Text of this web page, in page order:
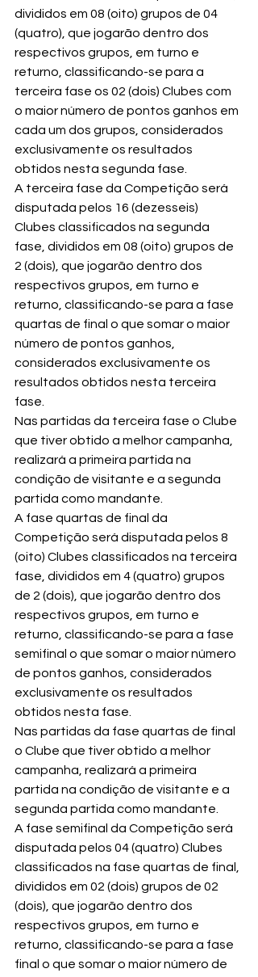
divididos em 08 (oito) grupos de 04
(quatro), que jogarão dentro dos
respectivos grupos, em turno e
returno, classificando-se para a
terceira fase os 02 (dois) Clubes com
o maior número de pontos ganhos em
cada um dos grupos, considerados
exclusivamente os resultados
obtidos nesta segunda fase.
A terceira fase da Competição será
disputada pelos 16 (dezesseis)
Clubes classificados na segunda
fase, divididos em 08 (oito) grupos de
2 (dois), que jogarão dentro dos
respectivos grupos, em turno e
returno, classificando-se para a fase
quartas de final o que somar o maior
número de pontos ganhos,
considerados exclusivamente os
resultados obtidos nesta terceira
fase.
Nas partidas da terceira fase o Clube
que tiver obtido a melhor campanha,
realizará a primeira partida na
condição de visitante e a segunda
partida como mandante.
A fase quartas de final da
Competição será disputada pelos 8
(oito) Clubes classificados na terceira
fase, divididos em 4 (quatro) grupos
de 2 (dois), que jogarão dentro dos
respectivos grupos, em turno e
returno, classificando-se para a fase
semifinal o que somar o maior número
de pontos ganhos, considerados
exclusivamente os resultados
obtidos nesta fase.
Nas partidas da fase quartas de final
o Clube que tiver obtido a melhor
campanha, realizará a primeira
partida na condição de visitante e a
segunda partida como mandante.
A fase semifinal da Competição será
disputada pelos 04 (quatro) Clubes
classificados na fase quartas de final,
divididos em 02 (dois) grupos de 02
(dois), que jogarão dentro dos
respectivos grupos, em turno e
returno, classificando-se para a fase
final o que somar o maior número de